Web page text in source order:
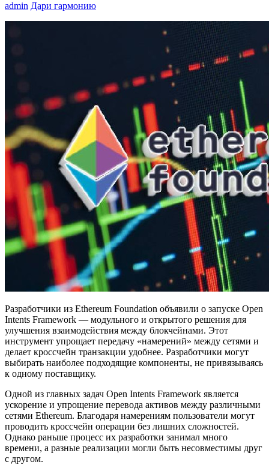
admin Дари гармонию
Разработчики из Ethereum Foundation объявили о запуске Open
Intents Framework — модульного и открытого решения для
улучшения взаимодействия между блокчейнами. Этот
инструмент упрощает передачу «намерений» между сетями и
делает кроссчейн транзакции удобнее. Разработчики могут
выбирать наиболее подходящие компоненты, не привязываясь
к одному поставщику.
Одной из главных задач Open Intents Framework является
ускорение и упрощение перевода активов между различными
сетями Ethereum. Благодаря намерениям пользователи могут
проводить кроссчейн операции без лишних сложностей.
Однако раньше процесс их разработки занимал много
времени, а разные реализации могли быть несовместимы друг
с другом.